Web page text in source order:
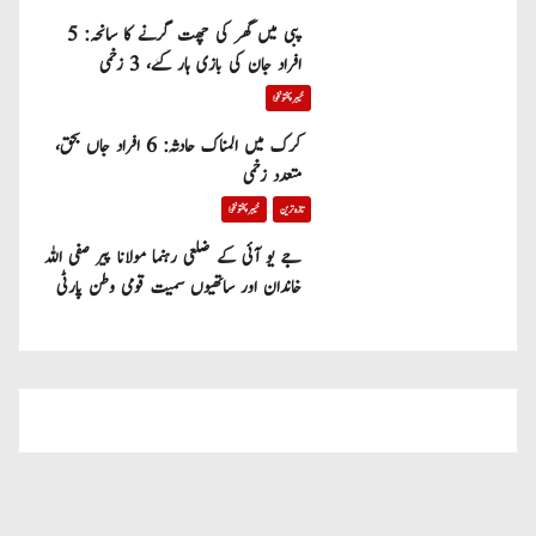
پبی میں گھر کی چھت گرنے کا سانحہ: 5
افراد جان کی بازی ہار گئے، 3 زخمی
خیبر پختونخوا
کرک میں المناک حادثہ: 6 افراد جاں بحق،
متعدد زخمی
تازہ ترین خیبر پختونخوا
جے یو آئی کے ضلعی رہنما مولانا پیر صفی اللہ
خاندان اور ساتھیوں سمیت قومی وطن پارٹی